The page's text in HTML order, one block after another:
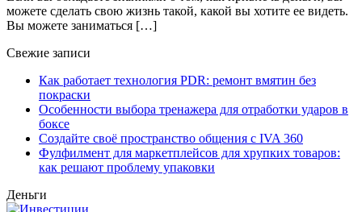
можете сделать свою жизнь такой, какой вы хотите ее видеть.
Вы можете заниматься […]
Свежие записи
Как работает технология PDR: ремонт вмятин без
покраски
Особенности выбора тренажера для отработки ударов в
боксе
Создайте своё пространство общения с IVA 360
Фулфилмент для маркетплейсов для хрупких товаров:
как решают проблему упаковки
Деньги